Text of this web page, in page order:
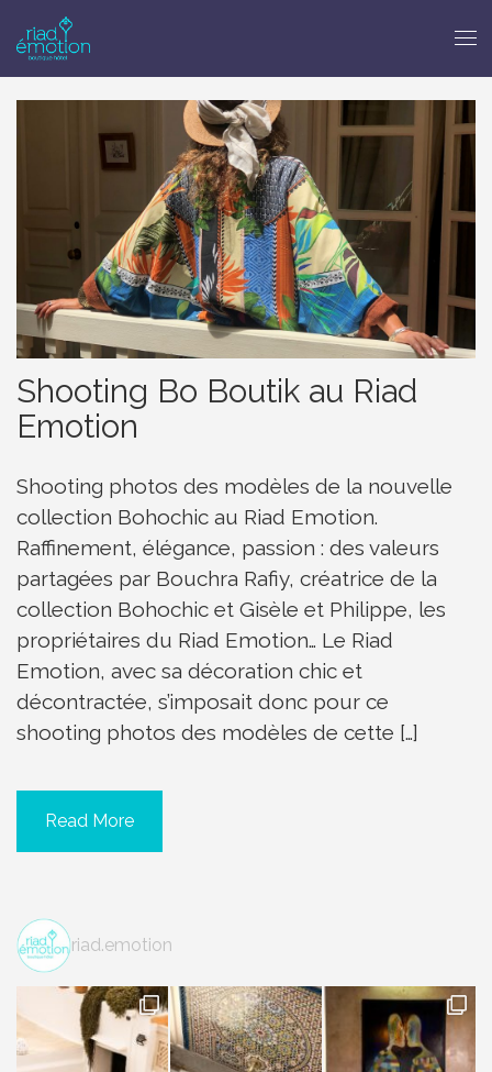
Shooting Bo Boutik au Riad
Emotion
Shooting photos des modèles de la nouvelle
collection Bohochic au Riad Emotion.
Raffinement, élégance, passion : des valeurs
partagées par Bouchra Rafiy, créatrice de la
collection Bohochic et Gisèle et Philippe, les
propriétaires du Riad Emotion… Le Riad
Emotion, avec sa décoration chic et
décontractée, s’imposait donc pour ce
shooting photos des modèles de cette […]
Read More
riad.emotion